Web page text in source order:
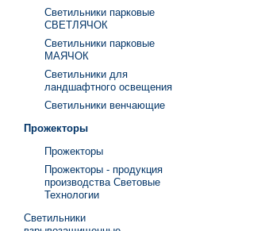
Светильники парковые
СВЕТЛЯЧОК
Светильники парковые
МАЯЧОК
Светильники для
ландшафтного освещения
Светильники венчающие
Прожекторы
Прожекторы
Прожекторы - продукция
производства Световые
Технологии
Светильники